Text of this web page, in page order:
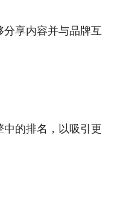
享内容并与品牌互
的排名，以吸引更